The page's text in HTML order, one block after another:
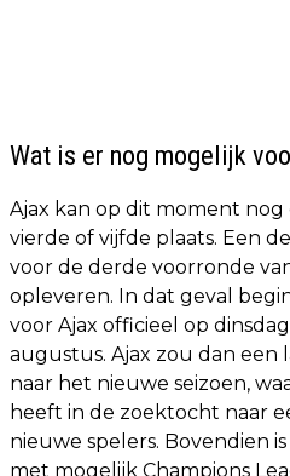
Wat is er nog mogelijk
Ajax kan op dit moment
vierde of vijfde plaats. Een
voor de derde voorronde
opleveren. In dat geval
voor Ajax officieel op
augustus. Ajax zou dan een
naar het nieuwe seizoen,
heeft in de zoektocht naar
nieuwe spelers. Bovendien
met mogelijk Champions